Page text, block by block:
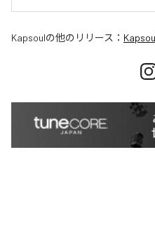
Kapsoulの他のリリース：